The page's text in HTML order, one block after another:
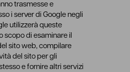
trasmesse e
i server di Google negli
utilizzerà queste
scopo di esaminare il
sito web, compilare
del sito per gli
e fornire altri servizi